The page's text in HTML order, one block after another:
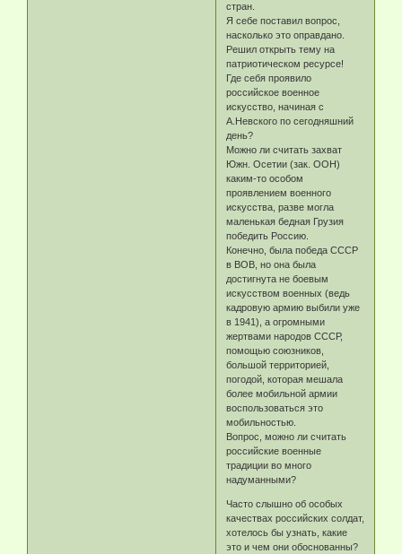
стран.
Я себе поставил вопрос,
насколько это оправдано.
Решил открыть тему на
патриотическом ресурсе!
Где себя проявило
российское военное
искусство, начиная с
А.Невского по сегодняшний
день?
Можно ли считать захват
Южн. Осетии (зак. ООН)
каким-то особом
проявлением военного
искусства, разве могла
маленькая бедная Грузия
победить Россию.
Конечно, была победа СССР
в ВОВ, но она была
достигнута не боевым
искусством военных (ведь
кадровую армию выбили уже
в 1941), а огромными
жертвами народов СССР,
помощью союзников,
большой территорией,
погодой, которая мешала
более мобильной армии
воспользоваться это
мобильностью.
Вопрос, можно ли считать
российские военные
традиции во много
надуманными?
Часто слышно об особых
качествах российских солдат,
хотелось бы узнать, какие
это и чем они обоснованны?